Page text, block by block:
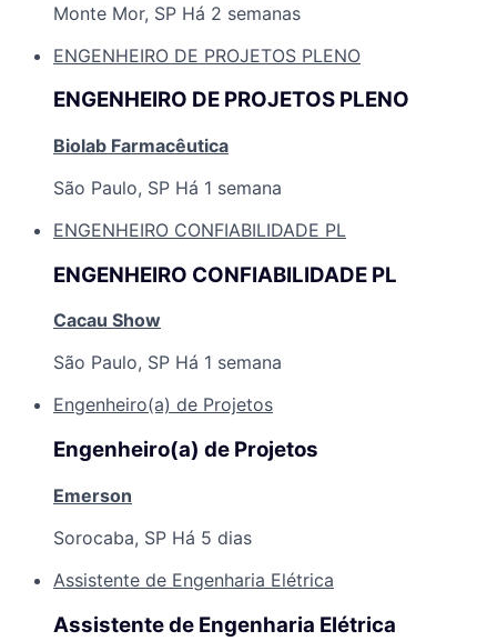
Monte Mor, SP Há 2 semanas
ENGENHEIRO DE PROJETOS PLENO
ENGENHEIRO DE PROJETOS PLENO
Biolab Farmacêutica
São Paulo, SP Há 1 semana
ENGENHEIRO CONFIABILIDADE PL
ENGENHEIRO CONFIABILIDADE PL
Cacau Show
São Paulo, SP Há 1 semana
Engenheiro(a) de Projetos
Engenheiro(a) de Projetos
Emerson
Sorocaba, SP Há 5 dias
Assistente de Engenharia Elétrica
Assistente de Engenharia Elétrica